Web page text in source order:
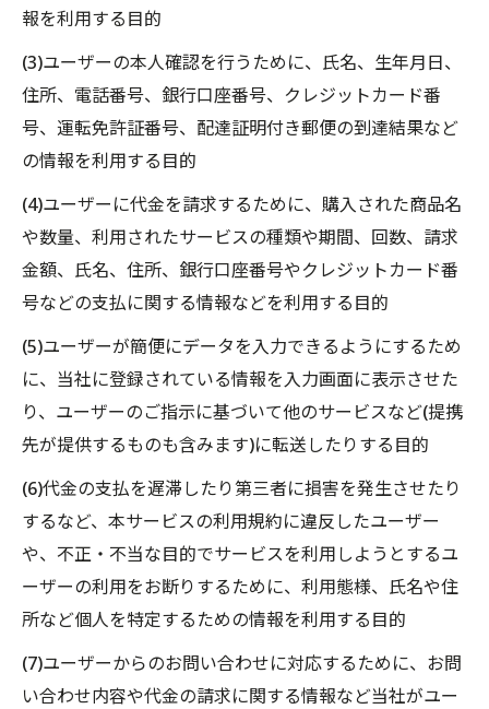
報を利用する目的
(3)ユーザーの本人確認を行うために、氏名、生年月日、
住所、電話番号、銀行口座番号、クレジットカード番
号、運転免許証番号、配達証明付き郵便の到達結果など
の情報を利用する目的
(4)ユーザーに代金を請求するために、購入された商品名
や数量、利用されたサービスの種類や期間、回数、請求
金額、氏名、住所、銀行口座番号やクレジットカード番
号などの支払に関する情報などを利用する目的
(5)ユーザーが簡便にデータを入力できるようにするため
に、当社に登録されている情報を入力画面に表示させた
り、ユーザーのご指示に基づいて他のサービスなど(提携
先が提供するものも含みます)に転送したりする目的
(6)代金の支払を遅滞したり第三者に損害を発生させたり
するなど、本サービスの利用規約に違反したユーザー
や、不正・不当な目的でサービスを利用しようとするユ
ーザーの利用をお断りするために、利用態様、氏名や住
所など個人を特定するための情報を利用する目的
(7)ユーザーからのお問い合わせに対応するために、お問
い合わせ内容や代金の請求に関する情報など当社がユー